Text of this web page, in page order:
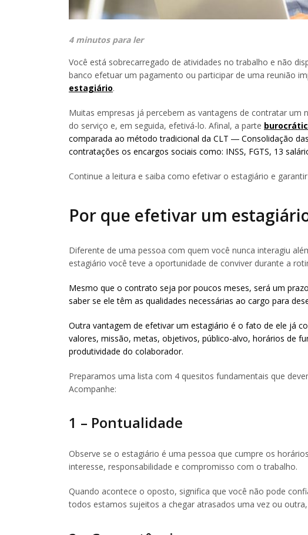
4 minutos para ler
Você está sobrecarregado de atividades no trabalho e não
banco efetuar um pagamento ou participar de uma reunião
estagiário.
Muitas empresas já percebem as vantagens de contratar
do serviço e, em seguida, efetivá-lo. Afinal, a parte
comparada ao método tradicional da CLT ― Consolidação
contratações os encargos sociais como: INSS, FGTS, 13
Continue a leitura e saiba como efetivar o estagiário e
Por que efetivar um
Diferente de uma pessoa com quem você nunca interagiu
estagiário você teve a oportunidade de conviver durante a
Mesmo que o contrato seja por poucos meses, será um
saber se ele têm as qualidades necessárias ao cargo para
Outra vantagem de efetivar um estagiário é o fato de ele já
valores, missão, metas, objetivos, público-alvo, horários de
produtividade do colaborador.
Preparamos uma lista com 4 quesitos fundamentais que
Acompanhe:
1 – Pontualidade
Observe se o estagiário é uma pessoa que cumpre os
interesse, responsabilidade e compromisso com o trabalho.
Quando acontece o oposto, significa que você não pode
todos estamos sujeitos a chegar atrasados uma vez ou